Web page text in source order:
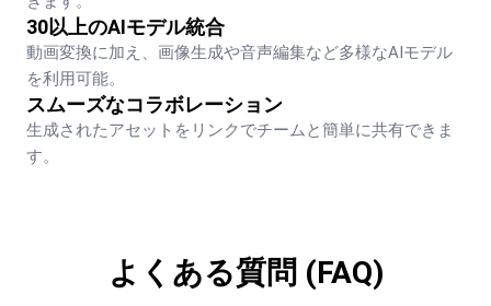
30以上のAIモデル統合
動画変換に加え、画像生成や音声編集など多様なAIモデル
を利用可能。
スムーズなコラボレーション
生成されたアセットをリンクでチームと簡単に共有できま
す。
よくある質問 (FAQ)